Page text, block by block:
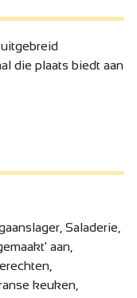
die plaats biedt aan
Saladerie,
aan,
keuken,